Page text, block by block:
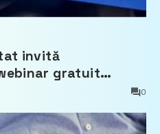
invită
gratuit
pe bunurile
0